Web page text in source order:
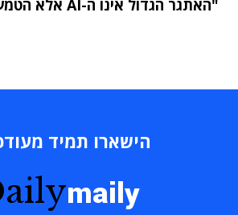
"האתגר הגדול אינו ה-AI אלא הטמעתה בארגון"
הישארו תמיד
maily